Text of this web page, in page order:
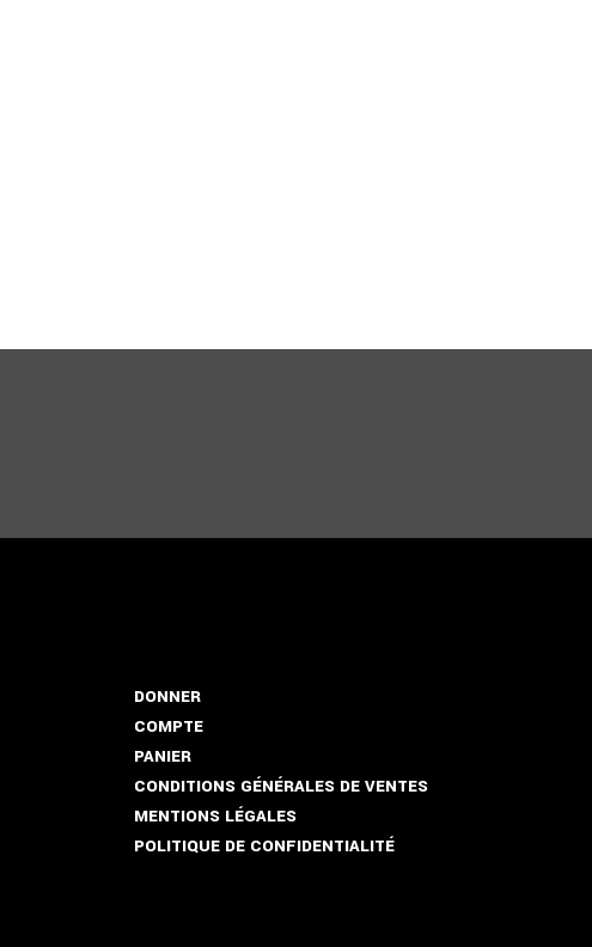
DONNER
COMPTE
PANIER
CONDITIONS GÉNÉRALES DE VENTES
MENTIONS LÉGALES
POLITIQUE DE CONFIDENTIALITÉ